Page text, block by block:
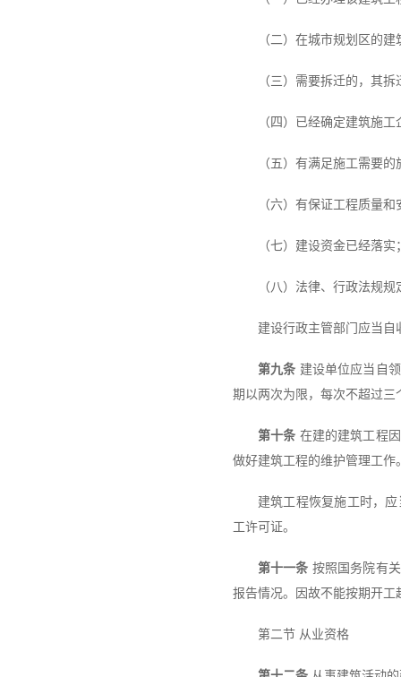
（二）在城市规划区的
（三）需要拆迁的，其
（四）已经确定建筑施工
（五）有满足施工需要
（六）有保证工程质量
（七）建设资金已经落实
（八）法律、行政法规
建设行政主管部门应当
第九条 建设单位应当自
期以两次为限，每次不超过
第十条 在建的建筑工程
做好建筑工程的维护管理工作
建筑工程恢复施工时，
工许可证。
第十一条 按照国务院有
报告情况。因故不能按期开
第二节 从业资格